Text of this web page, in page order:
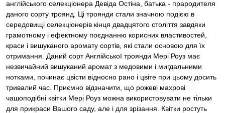
англійського селекціонера Девіда Остіна, батька - прародителя
даного сорту троянд. Ці троянди стали значною подією в
середовищі селекціонерів кінця двадцятого століття завдяки
грамотному і ефектному поєднанню корисних властивостей,
краси і вишуканого аромату сортів, які стали основою для їх
отримання. Даний сорт Англійської троянди Мері Роуз має
незвичайний вишуканий аромат з медовими і мигдальними
нотками, починає цвісти відносно рано і цвіте при цьому досить
тривалий час. Приємно відзначити, що рожеві махрові
чашоподібні квітки Мері Роуз можна використовувати не тільки
для прикраси Вашого саду, але і для зрізання. Квітки ростуть